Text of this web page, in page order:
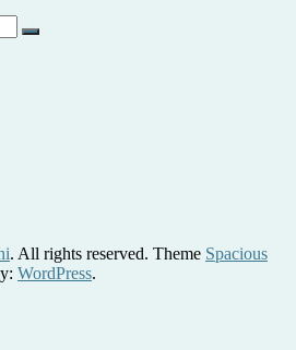
. All rights reserved. Theme Spacious
WordPress.